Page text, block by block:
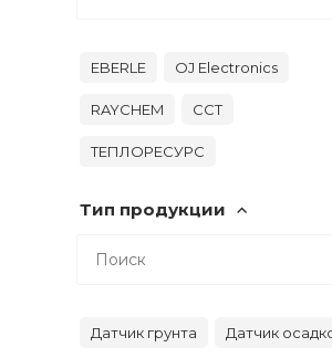
EBERLE OJ Electronics
RAYCHEM ССТ
ТЕПЛОРЕСУРС
Тип продукции
Датчик грунта Датчик